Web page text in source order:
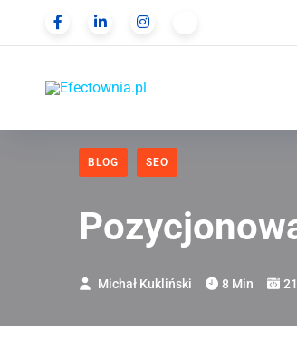
BLOG SEO
Michał Kukliński 8 Min